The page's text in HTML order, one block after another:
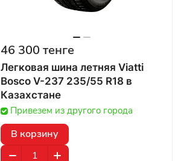
46 300 тенге
Легковая шина летняя Viatti
Bosco V-237 235/55 R18 в
Казахстане
Привезем из другого города
В корзину